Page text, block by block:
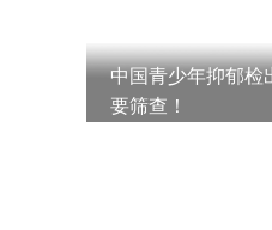
中国青少年抑郁检
要筛查！